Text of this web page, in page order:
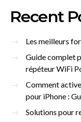
Recent
Les meilleurs
Guide complet
répéteur WiFi
Comment
pour iPhone :
Solutions pour